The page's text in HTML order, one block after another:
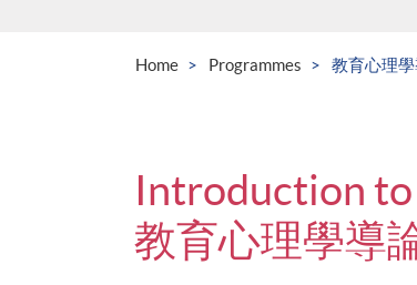
Home Programmes 教育心理
Introduction to
教育心理學導